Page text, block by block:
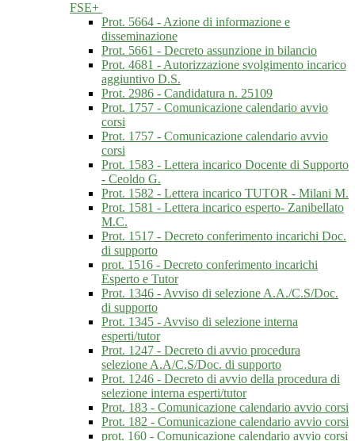
FSE+
Prot. 5664 - Azione di informazione e
disseminazione
Prot. 5661 - Decreto assunzione in bilancio
Prot. 4681 - Autorizzazione svolgimento incarico
aggiuntivo D.S.
Prot. 2986 - Candidatura n. 25109
Prot. 1757 - Comunicazione calendario avvio
corsi
Prot. 1757 - Comunicazione calendario avvio
corsi
Prot. 1583 - Lettera incarico Docente di Supporto
- Ceoldo G.
Prot. 1582 - Lettera incarico TUTOR - Milani M.
Prot. 1581 - Lettera incarico esperto- Zanibellato
M.C.
Prot. 1517 - Decreto conferimento incarichi Doc.
di supporto
prot. 1516 - Decreto conferimento incarichi
Esperto e Tutor
Prot. 1346 - Avviso di selezione A.A./C.S/Doc.
di supporto
Prot. 1345 - Avviso di selezione interna
esperti/tutor
Prot. 1247 - Decreto di avvio procedura
selezione A.A/C.S/Doc. di supporto
Prot. 1246 - Decreto di avvio della procedura di
selezione interna esperti/tutor
Prot. 183 - Comunicazione calendario avvio corsi
Prot. 182 - Comunicazione calendario avvio corsi
prot. 160 - Comunicazione calendario avvio corsi